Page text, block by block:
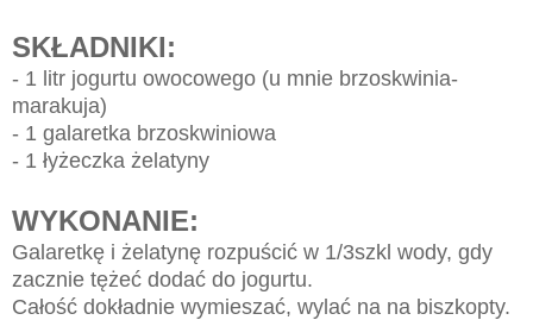
SKŁADNIKI:
- 1 litr jogurtu owocowego (u mnie brzoskwinia-
marakuja)
- 1 galaretka brzoskwiniowa
- 1 łyżeczka żelatyny
WYKONANIE:
Galaretkę i żelatynę rozpuścić w 1/3szkl wody, gdy
zacznie tężeć dodać do jogurtu.
Całość dokładnie wymieszać, wylać na na biszkopty.